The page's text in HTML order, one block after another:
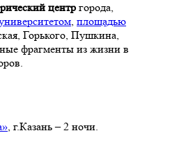
центр города,
, площадью
Горького, Пушкина,
фрагменты из жизни в
, г.Казань – 2 ночи.